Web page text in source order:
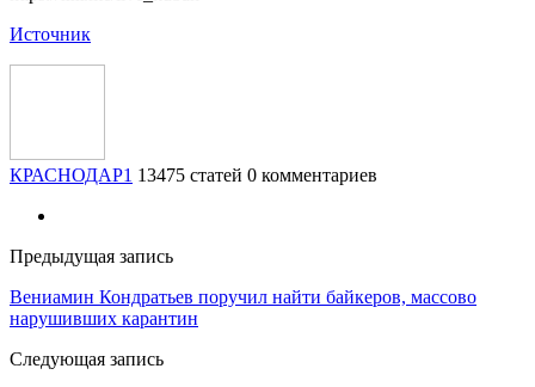
Источник
КРАСНОДАР1 13475 статей 0 комментариев
Предыдущая запись
Вениамин Кондратьев поручил найти байкеров, массово
нарушивших карантин
Следующая запись